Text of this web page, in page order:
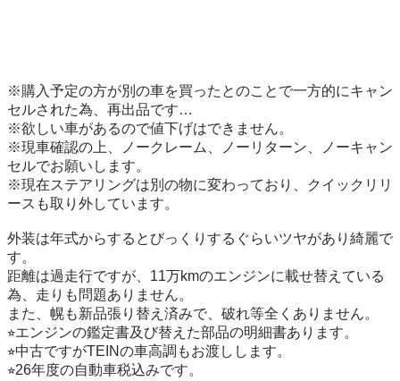
※購入予定の方が別の車を買ったとのことで一方的にキャン
セルされた為、再出品です…
※欲しい車があるので値下げはできません。
※現車確認の上、ノークレーム、ノーリターン、ノーキャン
セルでお願いします。
※現在ステアリングは別の物に変わっており、クイックリリ
ースも取り外しています。
外装は年式からするとびっくりするぐらいツヤがあり綺麗で
す。
距離は過走行ですが、11万kmのエンジンに載せ替えている
為、走りも問題ありません。
また、幌も新品張り替え済みで、破れ等全くありません。
⭐︎エンジンの鑑定書及び替えた部品の明細書あります。
⭐︎中古ですがTEINの車高調もお渡しします。
⭐︎26年度の自動車税込みです。